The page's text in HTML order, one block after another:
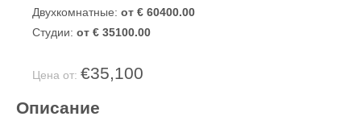
Двухкомнатные: от € 60400.00
Студии: от € 35100.00
Цена от: €35,100
Описание